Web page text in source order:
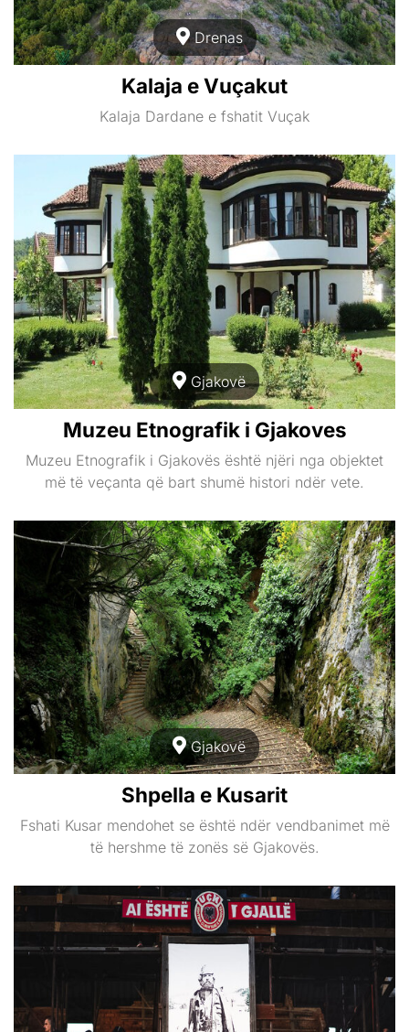
Drenas
Kalaja e Vuçakut
Kalaja Dardane e fshatit Vuçak
Gjakovë
Muzeu Etnografik i Gjakoves
Muzeu Etnografik i Gjakovës është njëri nga objektet
më të veçanta që bart shumë histori ndër vete.
Gjakovë
Shpella e Kusarit
Fshati Kusar mendohet se është ndër vendbanimet më
të hershme të zonës së Gjakovës.